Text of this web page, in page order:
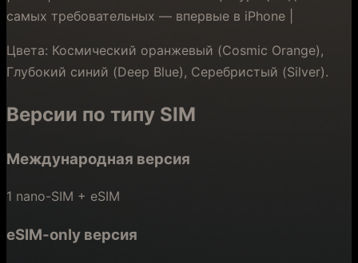
самых требовательных — впервые в iPhone |
Цвета: Космический оранжевый (Cosmic Orange),
Глубокий синий (Deep Blue), Серебристый (Silver).
Версии по типу SIM
Международная версия
1 nano-SIM + eSIM
eSIM-only версия